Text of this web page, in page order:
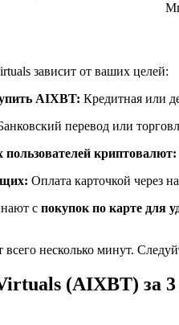
зависит от ваших целей:
AIXBT: Кредитная или
перевод или
криптовалют:
Оплата карточкой через
с покупок по карте для
несколько минут.
(AIXBT) за